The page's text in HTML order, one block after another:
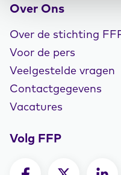
Over Ons
Over de stichting
Voor de pers
Veelgestelde vragen
Contactgegevens
Vacatures
Volg FFP